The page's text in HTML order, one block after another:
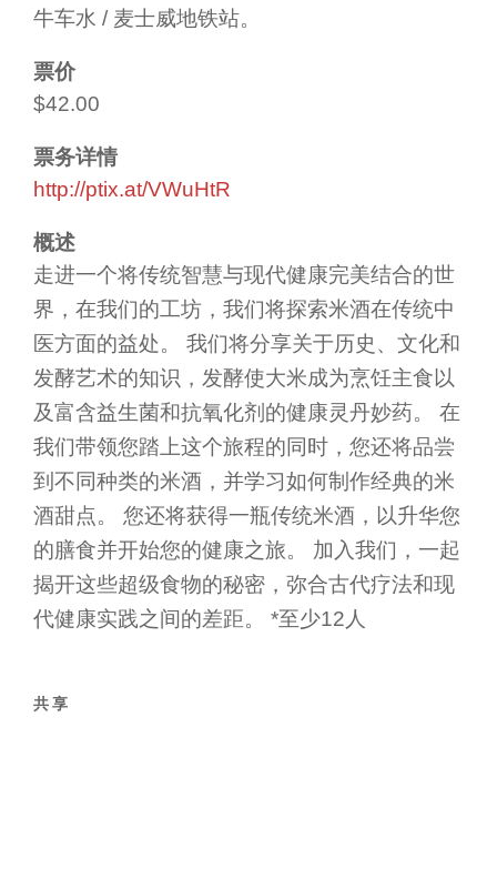
牛车水 / 麦士威地铁站。
票价
$42.00
票务详情
http://ptix.at/VWuHtR
概述
走进一个将传统智慧与现代健康完美结合的世
界，在我们的工坊，我们将探索米酒在传统中
医方面的益处。 我们将分享关于历史、文化和
发酵艺术的知识，发酵使大米成为烹饪主食以
及富含益生菌和抗氧化剂的健康灵丹妙药。 在
我们带领您踏上这个旅程的同时，您还将品尝
到不同种类的米酒，并学习如何制作经典的米
酒甜点。 您还将获得一瓶传统米酒，以升华您
的膳食并开始您的健康之旅。 加入我们，一起
揭开这些超级食物的秘密，弥合古代疗法和现
代健康实践之间的差距。 *至少12人
共享